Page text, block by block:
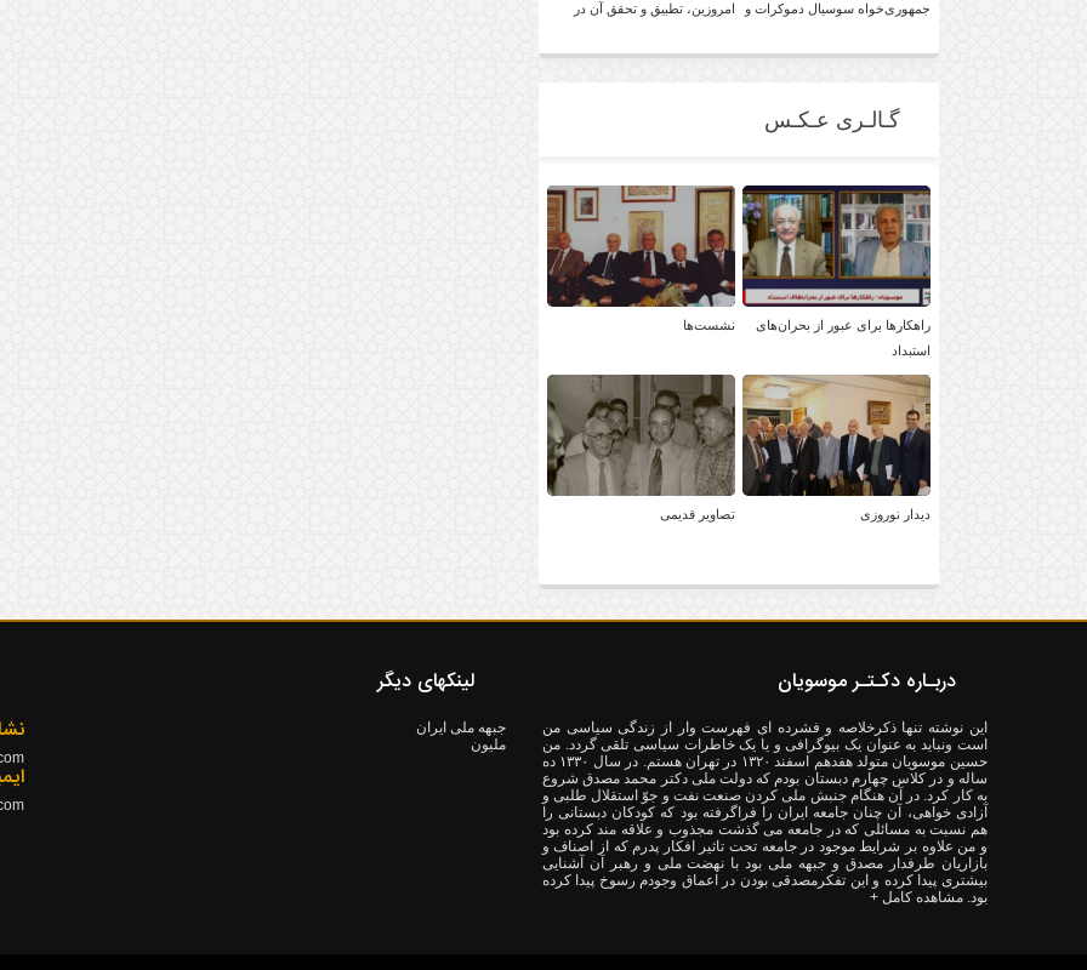
جمهوری‌خواه سوسیال دموکرات و
امروزین، تطبیق و تحقق آن در
گـالـری عـکـس
راهکارها برای عبور از بحران‌های
استبداد
نشست‌ها
دیدار نوروزی تصاویر قدیمی
دربـاره دکـتـر موسویان
این نوشته تنها ذکرخلاصه و فشرده ای فهرست وار از زندگی سیاسی من
است ونباید به عنوان یک بیوگرافی و یا یک خاطرات سیاسی تلقی گردد. من
حسین موسویان متولد هفدهم اسفند ۱۳۲۰ در تهران هستم. در سال ۱۳۳۰ ده
ساله و در کلاس چهارم دبستان بودم که دولت ملی دکتر محمد مصدق شروع
به کار کرد. در آن هنگام جنبش ملی کردن صنعت نفت و جوّ استقلال طلبی و
آزادی خواهی، آن چنان جامعه ایران را فراگرفته بود که کودکان دبستانی را
هم نسبت به مسائلی که در جامعه می گذشت مجذوب و علاقه مند کرده بود
و من علاوه بر شرایط موجود در جامعه تحت تاثیر افکار پدرم که از اصناف و
بازاریان طرفدار مصدق و جبهه ملی بود با نهضت ملی و رهبر آن آشنایی
بیشتری پیدا کرده و این تفکرمصدقی بودن در اعماق وجودم رسوخ پیدا کرده
بود. مشاهده کامل +
لینکهای دیگر
جبهه ملی ایران
ملیون